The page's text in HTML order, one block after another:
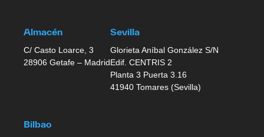
Almacén
C/ Casto Loarce, 3
28906 Getafe – Madrid
Sevilla
Glorieta Aníbal González S/N
Edif. CENTRIS 2
Planta 3 Puerta 3.16
41940 Tomares (Sevilla)
Bilbao